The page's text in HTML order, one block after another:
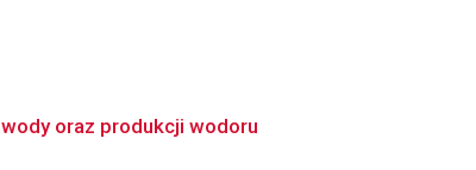
oraz produkcji wodoru